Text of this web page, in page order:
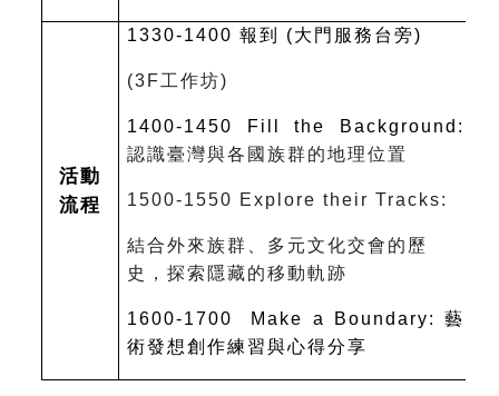
活動
流程
1330-1400 報到 (大門服務台旁)
(3F工作坊)
1400-1450 Fill the Background:
認識臺灣與各國族群的地理位置
1500-1550 Explore their Tracks:
結合外來族群、多元文化交會的歷
史，探索隱藏的移動軌跡
1600-1700 Make a Boundary: 藝
術發想創作練習與心得分享